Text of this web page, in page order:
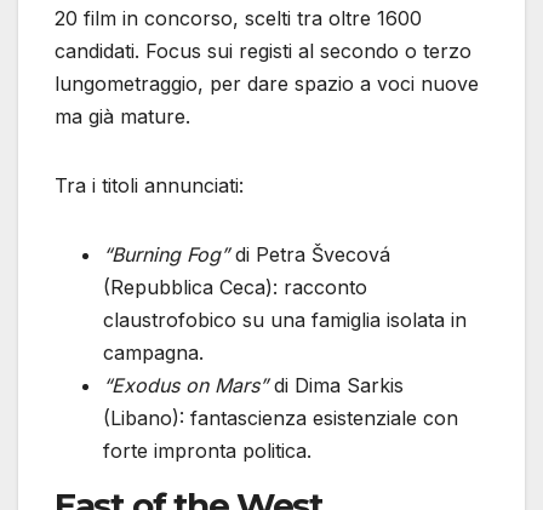
20 film in concorso, scelti tra oltre 1600
candidati. Focus sui registi al secondo o terzo
lungometraggio, per dare spazio a voci nuove
ma già mature.
Tra i titoli annunciati:
“Burning Fog”di Petra Švecová
(Repubblica Ceca): racconto
claustrofobico su una famiglia isolata in
campagna.
“Exodus on Mars”di Dima Sarkis
(Libano): fantascienza esistenziale con
forte impronta politica.